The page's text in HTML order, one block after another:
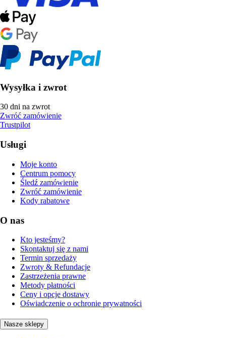
Wysyłka i zwrot
30 dni na zwrot
Zwróć zamówienie
Trustpilot
Usługi
Moje konto
Centrum pomocy
Śledź zamówienie
Zwróć zamówienie
Kody rabatowe
O nas
Kto jesteśmy?
Skontaktuj się z nami
Termin sprzedaży
Zwroty & Refundacje
Zastrzeżenia prawne
Metody płatności
Ceny i opcje dostawy
Oświadczenie o ochronie prywatności
Nasze sklepy